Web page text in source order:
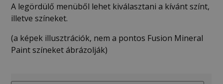
A legördülő menüből lehet kiválasztani a kívánt színt,
illetve színeket.
(a képek illusztrációk, nem a pontos Fusion Mineral
Paint színeket ábrázolják)